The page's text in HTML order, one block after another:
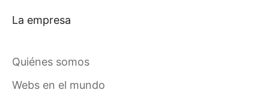
La empresa
Quiénes somos
Webs en el mundo